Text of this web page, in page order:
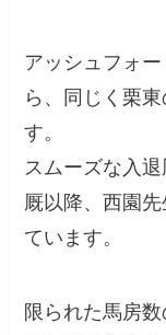
アッシュフォ
ら、同じく栗
す。
スムーズな入
厩以降、西園
ています。
限られた馬房